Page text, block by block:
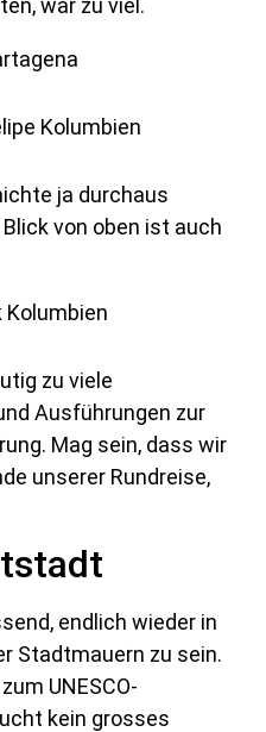
ja durchaus
von oben ist auch
zu viele
Ausführungen zur
Mag sein, dass wir
unserer Rundreise,
endlich wieder in
Stadtmauern zu sein.
UNESCO-
kein grosses